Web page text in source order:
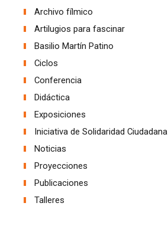
Archivo fílmico
Artilugios para fascinar
Basilio Martín Patino
Ciclos
Conferencia
Didáctica
Exposiciones
Iniciativa de Solidaridad Ciudadana
Noticias
Proyecciones
Publicaciones
Talleres